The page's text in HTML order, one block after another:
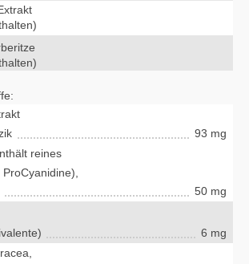
93 mg
reines
50 mg
6 mg